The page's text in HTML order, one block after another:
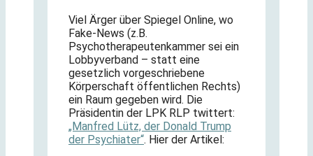
Viel Ärger über Spiegel Online, wo
Fake-News (z.B.
Psychotherapeutenkammer sei ein
Lobbyverband – statt eine
gesetzlich vorgeschriebene
Körperschaft öffentlichen Rechts)
ein Raum gegeben wird. Die
Präsidentin der LPK RLP twittert:
„Manfred Lütz, der Donald Trump
der Psychiater“. Hier der Artikel: